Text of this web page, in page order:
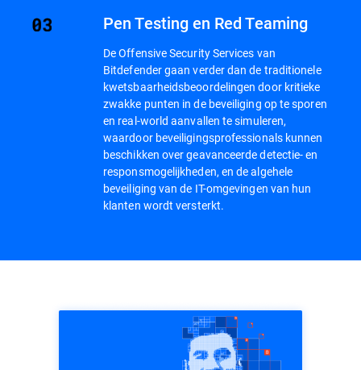
Pen Testing en Red Teaming
De Offensive Security Services van
Bitdefender gaan verder dan de traditionele
kwetsbaarheidsbeoordelingen door kritieke
zwakke punten in de beveiliging op te sporen
en real-world aanvallen te simuleren,
waardoor beveiligingsprofessionals kunnen
beschikken over geavanceerde detectie- en
responsmogelijkheden, en de algehele
beveiliging van de IT-omgevingen van hun
klanten wordt versterkt.